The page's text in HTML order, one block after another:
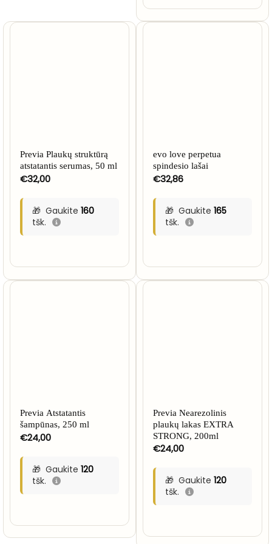
Previa Plaukų struktūrą
atstatantis serumas, 50 ml
€32,00
Gaukite 160
tšk.
evo love perpetua
spindesio lašai
€32,86
Gaukite 165
tšk.
Previa Atstatantis
šampūnas, 250 ml
€24,00
Gaukite 120
tšk.
Previa Nearezolinis
plaukų lakas EXTRA
STRONG, 200ml
€24,00
Gaukite 120
tšk.